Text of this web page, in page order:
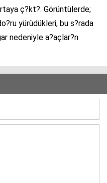
ç?kt?. Görüntülerde;
yürüdükleri, bu s?rada
nedeniyle a?açlar?n